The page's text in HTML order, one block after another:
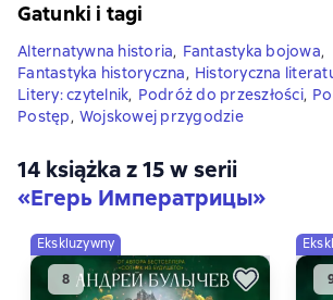
Gatunki i tagi
Alternatywna historia, Fantastyka bojowa,
Fantastyka historyczna, Historyczna
Litery: czytelnik, Podróż do przeszłości,
Postęp, Wojskowej przygodzie
14 książka z 15 w serii
«Егерь Императрицы»
Ekskluzywny